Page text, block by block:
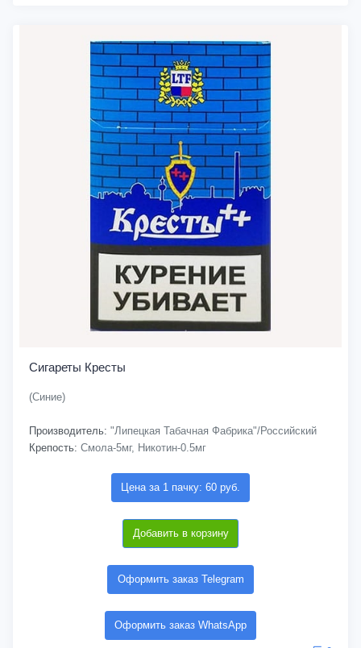
Сигареты Кресты
(Синие)
Производитель: "Липецкая Табачная Фабрика"/Российский
Крепость: Смола-5мг, Никотин-0.5мг
Цена за 1 пачку: 60 руб.
Добавить в корзину
Оформить заказ Telegram
Оформить заказ WhatsApp